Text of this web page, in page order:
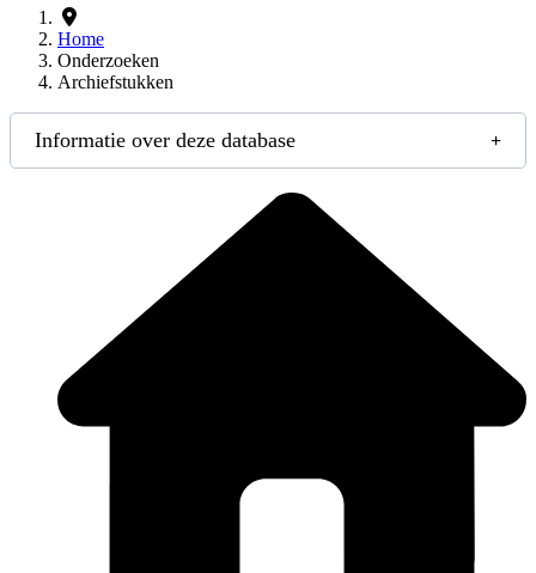
Home
Onderzoeken
Archiefstukken
Informatie over deze database